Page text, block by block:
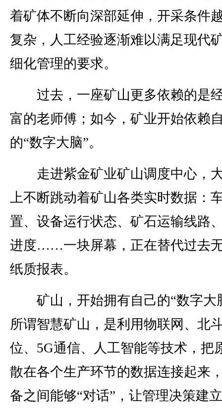
着矿体不断向深部延伸，开采条件
复杂，人工经验逐渐难以满足现代
细化管理的要求。
过去，一座矿山更多依赖的是
富的老师傅；如今，矿业开始依赖
的“数字大脑”。
走进紫金矿业矿山调度中心，
上不断跳动着矿山各类实时数据：
置、设备运行状态、矿石运输线路
进度……一块屏幕，正在替代过去
纸质报表。
矿山，开始拥有自己的“数字大
所谓智慧矿山，是利用物联网、北
位、5G通信、人工智能等技术，把
散在各个生产环节的数据连接起来
备之间能够“对话”，让管理决策建